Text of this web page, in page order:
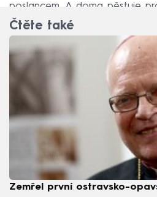
poslancem. A doma pěstuje
Čtěte také
Zemřel první ostravsko-